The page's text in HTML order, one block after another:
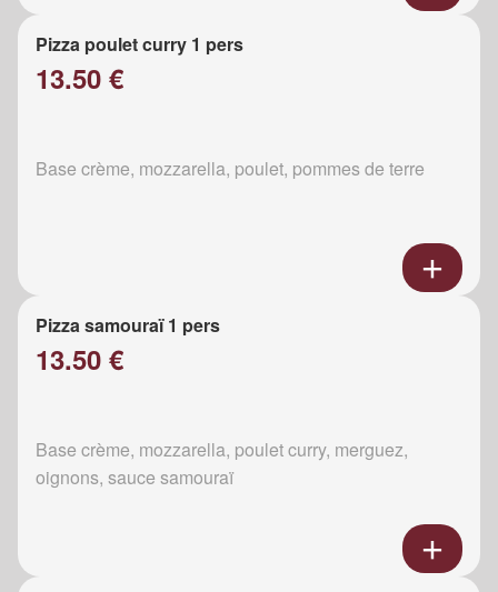
Pizza poulet curry 1 pers
13.50 €
Base crème, mozzarella, poulet, pommes de terre
Pizza samouraï 1 pers
13.50 €
Base crème, mozzarella, poulet curry, merguez,
oignons, sauce samouraï